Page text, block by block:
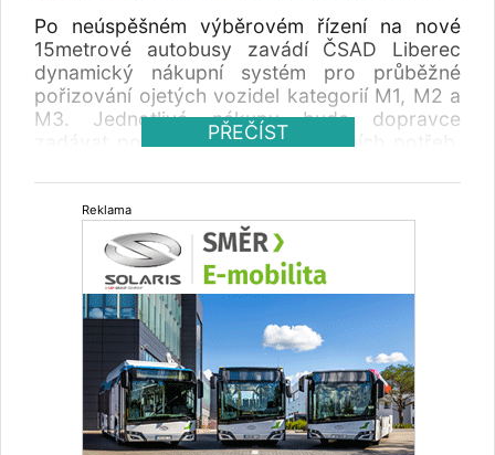
Po neúspěšném výběrovém řízení na nové
15metrové autobusy zavádí ČSAD Liberec
dynamický nákupní systém pro průběžné
pořizování ojetých vozidel kategorií M1, M2 a
M3. Jednotlivé nákupy bude dopravce
zadávat podle aktuálních provozních potřeb,
důvodů i mimo něj.
PŘEČÍST
Reklama